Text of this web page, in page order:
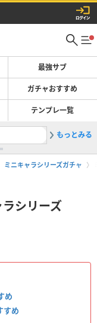
最強サブ
ガチャおすすめ
テンプレ一覧
2最強リ
もっとみる
ミニキャラシリーズガチャ
シリーズ
め
すめ